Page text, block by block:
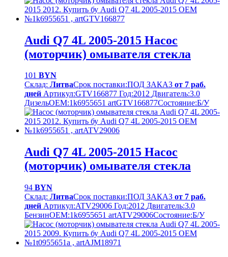
Audi Q7 4L 2005-2015 Насос
(моторчик) омывателя стекла
101 BYN
Склад: ЛитваСрок поставки:ПОД ЗАКАЗ от 7 раб.
дней Артикул:GTV166877 Год:2012 Двигатель:3.0
ДизельOEM:1k6955651 artGTV166877Cостояние:Б/У
Audi Q7 4L 2005-2015 Насос
(моторчик) омывателя стекла
94 BYN
Склад: ЛитваСрок поставки:ПОД ЗАКАЗ от 7 раб.
дней Артикул:ATV29006 Год:2012 Двигатель:3.0
БензинOEM:1k6955651 artATV29006Cостояние:Б/У